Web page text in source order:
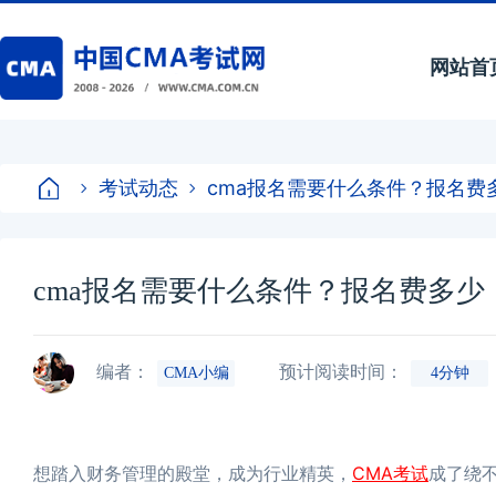
网站首
考试动态 cma报名需要什么条件？报名费
cma报名需要什么条件？报名费多少
编者： CMA小编 预计阅读时间： 4分钟
想踏入财务管理的殿堂，成为行业精英， CMA考试成了绕